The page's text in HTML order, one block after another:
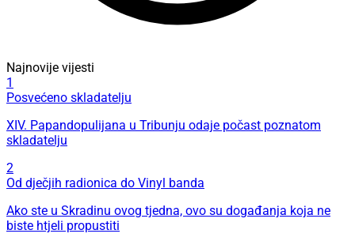
Najnovije vijesti
1
Posvećeno skladatelju
XIV. Papandopulijana u Tribunju odaje počast poznatom
skladatelju
2
Od dječjih radionica do Vinyl banda
Ako ste u Skradinu ovog tjedna, ovo su događanja koja ne
biste htjeli propustiti